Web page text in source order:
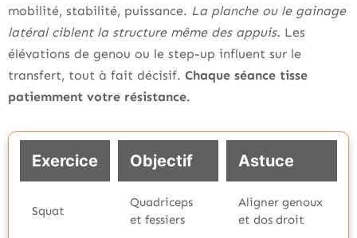
mobilité, stabilité, puissance. La planche ou le gainage
latéral ciblent la structure même des appuis. Les
élévations de genou ou le step-up influent sur le
transfert, tout à fait décisif. Chaque séance tisse
patiemment votre résistance.
Exercice Objectif Astuce
Squat
Quadriceps
et fessiers
Aligner genoux
et dos droit